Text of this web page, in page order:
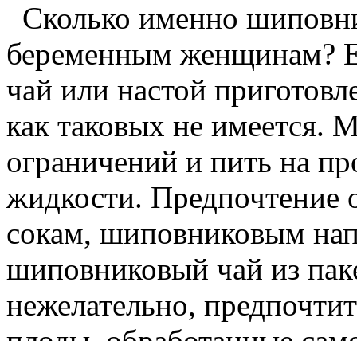
Сколько именно
беременным женщинам?
чай или настой
как таковых не имеется.
ограничений и пить на
жидкости. Предпочтение
сокам, шиповниковым
шиповниковый чай из
нежелательно,